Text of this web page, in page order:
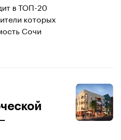
в ТОП-20
которых
Сочи